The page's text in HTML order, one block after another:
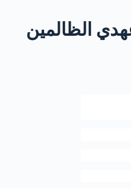
الظالمين